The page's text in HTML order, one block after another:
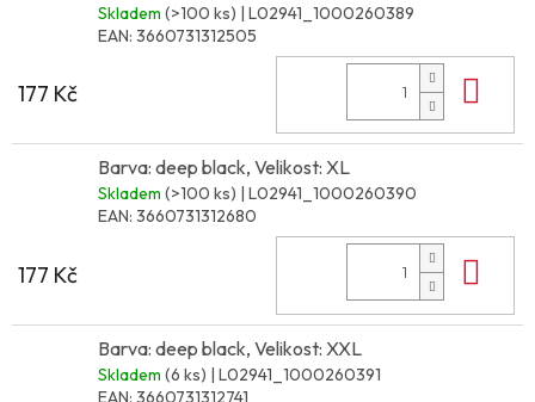
Skladem (>100 ks) | L02941_1000260389
EAN: 3660731312505
177 Kč
Barva: deep black, Velikost: XL
Skladem (>100 ks) | L02941_1000260390
EAN: 3660731312680
177 Kč
Barva: deep black, Velikost: XXL
Skladem (6 ks) | L02941_1000260391
EAN: 3660731312741